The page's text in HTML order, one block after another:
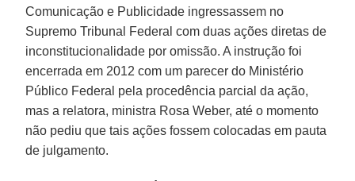
Comunicação e Publicidade ingressassem no
Supremo Tribunal Federal com duas ações diretas de
inconstitucionalidade por omissão. A instrução foi
encerrada em 2012 com um parecer do Ministério
Público Federal pela procedência parcial da ação,
mas a relatora, ministra Rosa Weber, até o momento
não pediu que tais ações fossem colocadas em pauta
de julgamento.